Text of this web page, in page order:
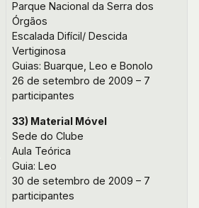
Parque Nacional da Serra dos
Órgãos
Escalada Difícil/ Descida
Vertiginosa
Guias: Buarque, Leo e Bonolo
26 de setembro de 2009 – 7
participantes
33) Material Móvel
Sede do Clube
Aula Teórica
Guia: Leo
30 de setembro de 2009 – 7
participantes